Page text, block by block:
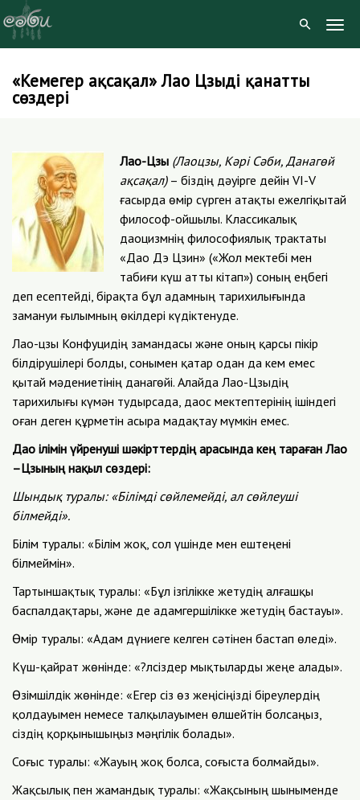
Skip«Кемеңгер ақсақал» Лао Цзыдің қанатты
сөздері
Лао-Цзы (Лаоцзы, Кәрі Сәби, Данагөй
ақсақал)– біздің дәуірге дейін VI-V
ғасырда өмір сүрген атақты ежелгіқытай
философ-ойшылы. Классикалық
даоцизмнің философиялық трактаты
«Дао Дэ Цзин» («Жол мектебі мен
табиғи күш атты кітап») соның еңбегі
деп есептейді, бірақта бұл адамның тарихилығында
замануи ғылымның өкілдері күдіктенуде.
Лао-цзы Конфуцидің замандасы және оның қарсы пікір
білдірушілері болды, сонымен қатар одан да кем емес
қытай мәдениетінің данагөйі. Алайда Лао-Цзыдің
тарихилығы күмән тудырсада, даос мектептерінің ішіндегі
оған деген құрметін асыра мадақтау мүмкін емес.
Дао ілімін үйренуші шәкірттердің арасында кең тараған Лао
–Цзының нақыл сөздері:
Шындық туралы: «Білімді сөйлемейді, ал сөйлеуші
білмейді».
Білім туралы: «Білім жоқ, сол үшінде мен ештеңені
білмеймін».
Тартыншақтық туралы: «Бұл ізгілікке жетудің алғашқы
баспалдақтары, және де адамгершілікке жетудің бастауы».
Өмір туралы: «Адам дүниеге келген сәтінен бастап өледі».
Күш-қайрат жөнінде: «?лсіздер мықтыларды жеңе алады».
Өзімшілдік жөнінде: «Егер сіз өз жеңісіңізді біреулердің
қолдауымен немесе талқылауымен өлшейтін болсаңыз,
сіздің қорқынышыңыз мәңгілік болады».
Соғыс туралы: «Жауың жоқ болса, соғыста болмайды».
Жақсылық пен жамандық туралы: «Жақсының шыныменде